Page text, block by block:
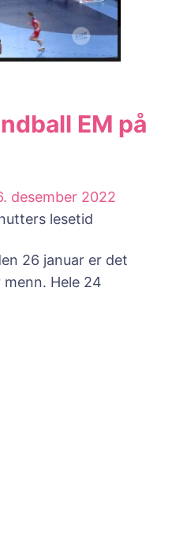
EM på
desember 2022
lesetid
26 januar er det
Hele 24